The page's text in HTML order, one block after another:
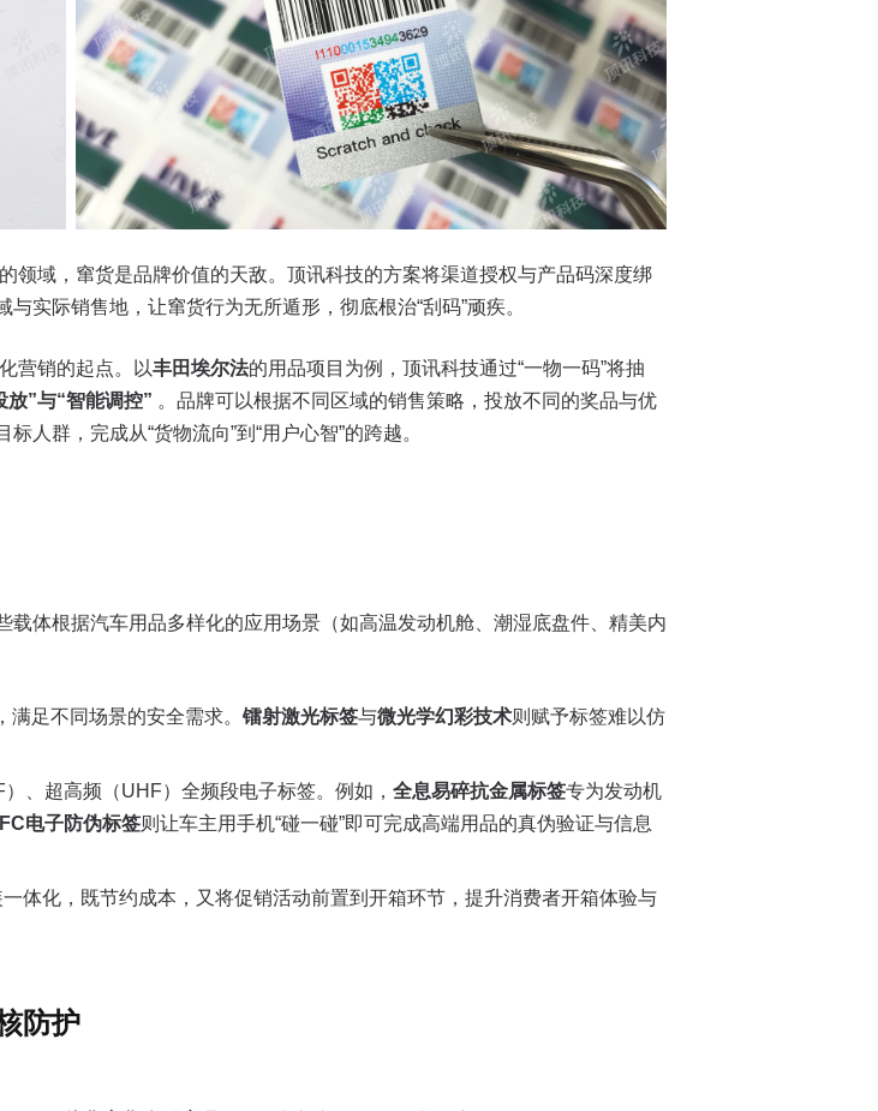
领域，窜货是品牌价值的天敌。顶讯科技的方案将渠道授权与产品码深度绑
实际销售地，让窜货行为无所遁形，彻底根治“刮码”顽疾。
营销的起点。以丰田埃尔法的用品项目为例，顶讯科技通过“一物一码”将抽
放”与“智能调控” 。品牌可以根据不同区域的销售策略，投放不同的奖品与优
人群，完成从“货物流向”到“用户心智”的跨越。
体根据汽车用品多样化的应用场景（如高温发动机舱、潮湿底盘件、精美内
满足不同场景的安全需求。 镭射激光标签与微光学幻彩技术则赋予标签难以仿
）、超高频（UHF）全频段电子标签。例如， 全息易碎抗金属标签专为发动机
电子防伪标签则让车主用手机“碰一碰”即可完成高端用品的真伪验证与信息
体化，既节约成本，又将促销活动前置到开箱环节，提升消费者开箱体验与
防护